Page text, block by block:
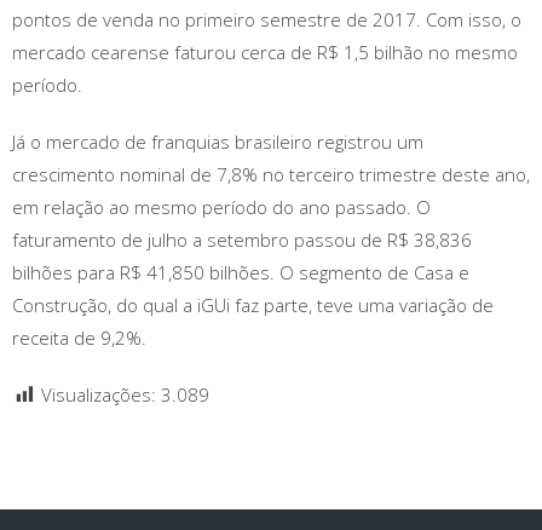
pontos de venda no primeiro semestre de 2017. Com isso, o
mercado cearense faturou cerca de R$ 1,5 bilhão no mesmo
período.
Já o mercado de franquias brasileiro registrou um
crescimento nominal de 7,8% no terceiro trimestre deste ano,
em relação ao mesmo período do ano passado. O
faturamento de julho a setembro passou de R$ 38,836
bilhões para R$ 41,850 bilhões. O segmento de Casa e
Construção, do qual a iGUi faz parte, teve uma variação de
receita de 9,2%.
Visualizações: 3.089